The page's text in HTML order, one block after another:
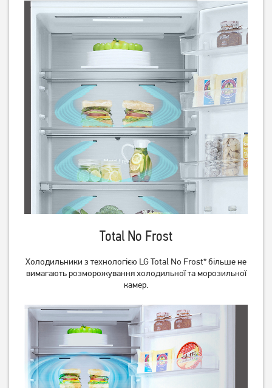
Beko RCSA366K30XB
20 939грн
16 749 Немає в наявності
Холодильник двокамерний
Ardesto DTF-M212W143
Холодильник двокамерний
Ardesto DTF-M212X143
12 719грн
Вбудований холодильник
Liebherr ICNd 5123
Холодильник Gorenje NRK
Total No Frost
Холодильники з технологією LG Total No Frost* більше не
вимагають розморожування холодильної та морозильної
камер.